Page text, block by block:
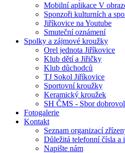
Mobilní aplikace V
Sponzoři kulturních a
Jiříkovice na Youtube
Smuteční oznámení
Spolky a zájmové kroužky
Orel jednota Jiříkovice
Klub dětí a Jiřičky
Klub důchodců
TJ Sokol Jiříkovice
Sportovní kroužky
Keramický kroužek
SH ČMS - Sbor
Fotogalerie
Kontakt
Seznam organizací
Důležitá telefonní čísla a
Napište nám